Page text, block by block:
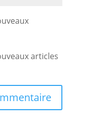
articles